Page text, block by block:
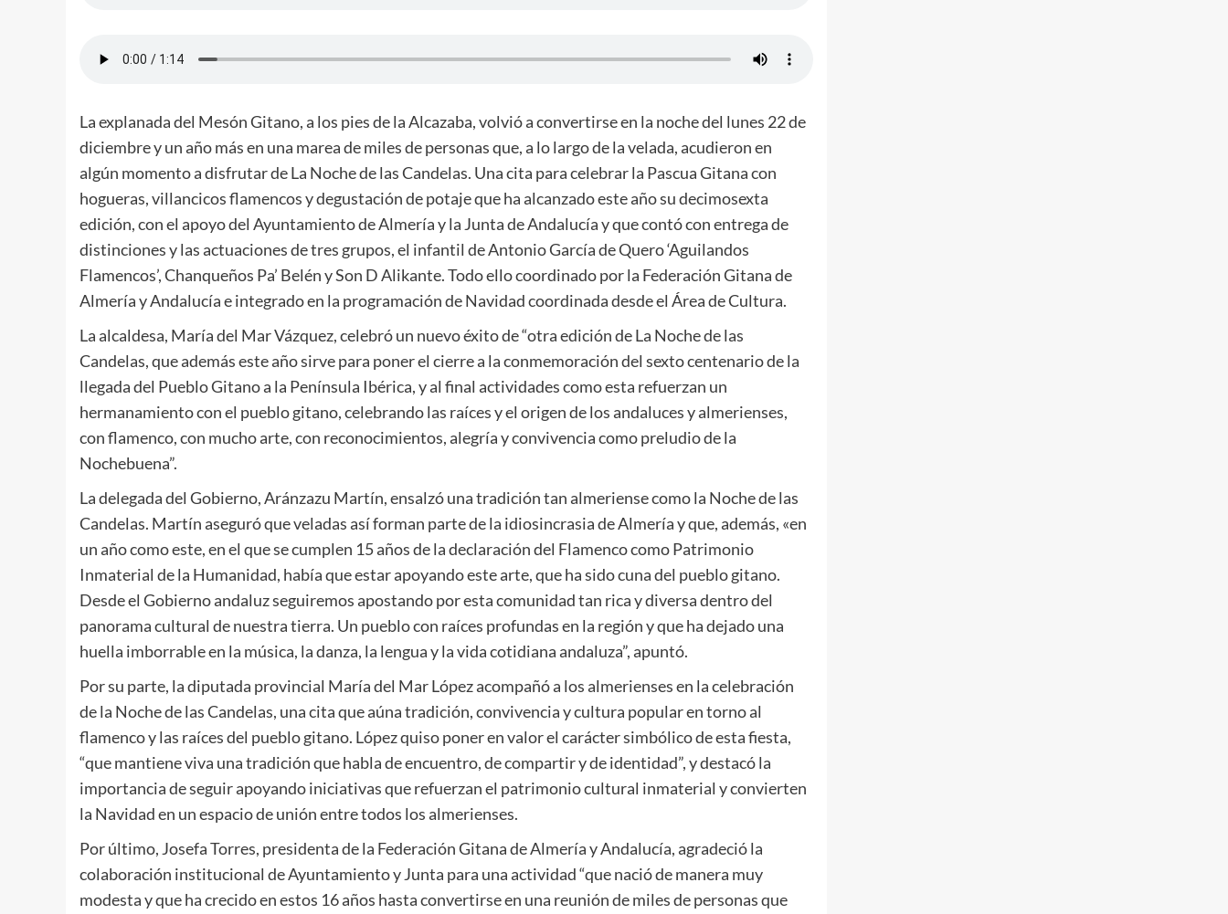
La explanada del Mesón Gitano, a los pies de la Alcazaba, volvió a convertirse en la noche del lunes 22 de
diciembre y un año más en una marea de miles de personas que, a lo largo de la velada, acudieron en
algún momento a disfrutar de La Noche de las Candelas. Una cita para celebrar la Pascua Gitana con
hogueras, villancicos flamencos y degustación de potaje que ha alcanzado este año su decimosexta
edición, con el apoyo del Ayuntamiento de Almería y la Junta de Andalucía y que contó con entrega de
distinciones y las actuaciones de tres grupos, el infantil de Antonio García de Quero ‘Aguilandos
Flamencos’, Chanqueños Pa’ Belén y Son D Alikante. Todo ello coordinado por la Federación Gitana de
Almería y Andalucía e integrado en la programación de Navidad coordinada desde el Área de Cultura.
La alcaldesa, María del Mar Vázquez, celebró un nuevo éxito de “otra edición de La Noche de las
Candelas, que además este año sirve para poner el cierre a la conmemoración del sexto centenario de la
llegada del Pueblo Gitano a la Península Ibérica, y al final actividades como esta refuerzan un
hermanamiento con el pueblo gitano, celebrando las raíces y el origen de los andaluces y almerienses,
con flamenco, con mucho arte, con reconocimientos, alegría y convivencia como preludio de la
Nochebuena”.
La delegada del Gobierno, Aránzazu Martín, ensalzó una tradición tan almeriense como la Noche de las
Candelas. Martín aseguró que veladas así forman parte de la idiosincrasia de Almería y que, además, «en
un año como este, en el que se cumplen 15 años de la declaración del Flamenco como Patrimonio
Inmaterial de la Humanidad, había que estar apoyando este arte, que ha sido cuna del pueblo gitano.
Desde el Gobierno andaluz seguiremos apostando por esta comunidad tan rica y diversa dentro del
panorama cultural de nuestra tierra. Un pueblo con raíces profundas en la región y que ha dejado una
huella imborrable en la música, la danza, la lengua y la vida cotidiana andaluza”, apuntó.
Por su parte, la diputada provincial María del Mar López acompañó a los almerienses en la celebración
de la Noche de las Candelas, una cita que aúna tradición, convivencia y cultura popular en torno al
flamenco y las raíces del pueblo gitano. López quiso poner en valor el carácter simbólico de esta fiesta,
“que mantiene viva una tradición que habla de encuentro, de compartir y de identidad”, y destacó la
importancia de seguir apoyando iniciativas que refuerzan el patrimonio cultural inmaterial y convierten
la Navidad en un espacio de unión entre todos los almerienses.
Por último, Josefa Torres, presidenta de la Federación Gitana de Almería y Andalucía, agradeció la
colaboración institucional de Ayuntamiento y Junta para una actividad “que nació de manera muy
modesta y que ha crecido en estos 16 años hasta convertirse en una reunión de miles de personas que